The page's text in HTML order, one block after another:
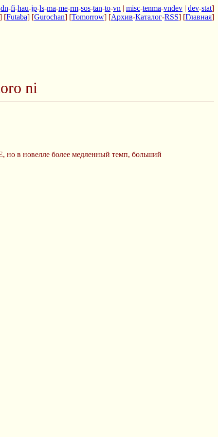
dn-fi-hau-jp-ls-ma-me-rm-sos-tan-to-vn | misc-tenma-vndev | dev-stat]
] [Futaba] [Gurochan] [Tomorrow] [Архив-Каталог-RSS] [Главная]
ni
в новелле более медленный темп, больший